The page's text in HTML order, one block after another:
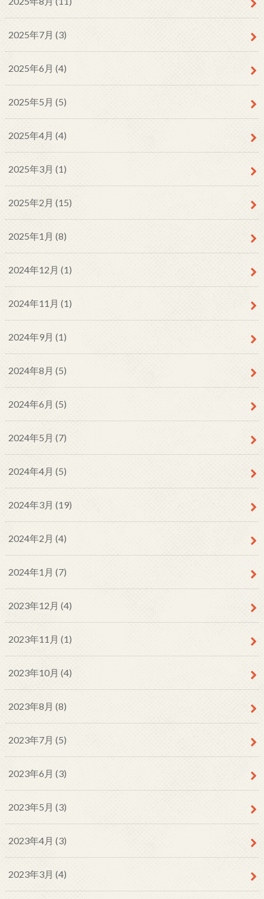
2025年7月 (3)
2025年6月 (4)
2025年5月 (5)
2025年4月 (4)
2025年3月 (1)
2025年2月 (15)
2025年1月 (8)
2024年12月 (1)
2024年11月 (1)
2024年9月 (1)
2024年8月 (5)
2024年6月 (5)
2024年5月 (7)
2024年4月 (5)
2024年3月 (19)
2024年2月 (4)
2024年1月 (7)
2023年12月 (4)
2023年11月 (1)
2023年10月 (4)
2023年8月 (8)
2023年7月 (5)
2023年6月 (3)
2023年5月 (3)
2023年4月 (3)
2023年3月 (4)